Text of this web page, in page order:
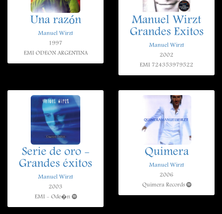
Una razón
Manuel Wirzt
1997
EMI ODEON ARGENTINA
Manuel Wirzt
Grandes Exitos
Manuel Wirzt
2002
EMI 724353979522
Serie de oro -
Grandes éxitos
Manuel Wirzt
2003
EMI - Ode�n
Quimera
Manuel Wirzt
2006
Quimera Records